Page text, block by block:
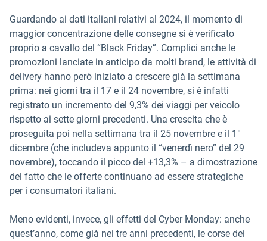
Guardando ai dati italiani relativi al 2024, il momento di
maggior concentrazione delle consegne si è verificato
proprio a cavallo del “Black Friday”. Complici anche le
promozioni lanciate in anticipo da molti brand, le attività di
delivery hanno però iniziato a crescere già la settimana
prima: nei giorni tra il 17 e il 24 novembre, si è infatti
registrato un incremento del 9,3% dei viaggi per veicolo
rispetto ai sette giorni precedenti. Una crescita che è
proseguita poi nella settimana tra il 25 novembre e il 1°
dicembre (che includeva appunto il “venerdì nero” del 29
novembre), toccando il picco del +13,3% – a dimostrazione
del fatto che le offerte continuano ad essere strategiche
per i consumatori italiani.
Meno evidenti, invece, gli effetti del Cyber Monday: anche
quest’anno, come già nei tre anni precedenti, le corse dei